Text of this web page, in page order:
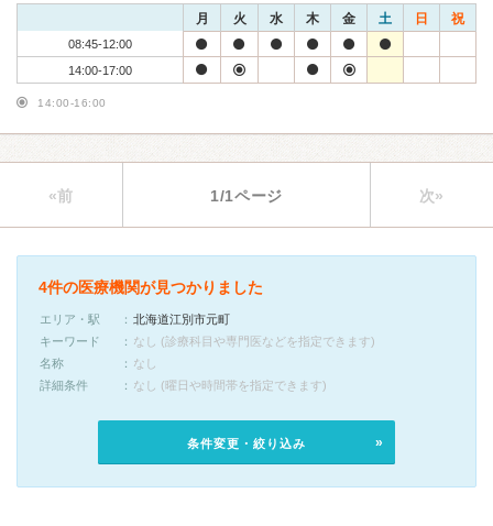
月 火 水 木 金 土 日 祝
08:45-12:00
14:00-17:00
14:00-16:00
«前 1/1ページ 次»
4件の医療機関が見つかりました
エリア・駅
北海道江別市元町
キーワード
なし (診療科目や専門医などを指定できます)
名称
なし
詳細条件
なし (曜日や時間帯を指定できます)
条件変更・絞り込み